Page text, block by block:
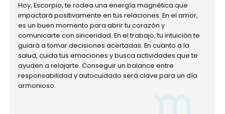
Hoy, Escorpio, te rodea una energía magnética que
impactará positivamente en tus relaciones. En el amor,
es un buen momento para abrir tu corazón y
comunicarte con sinceridad. En el trabajo, tu intuición te
guiará a tomar decisiones acertadas. En cuanto a la
salud, cuida tus emociones y busca actividades que te
ayuden a relajarte. Conseguir un balance entre
responsabilidad y autocuidado será clave para un día
armonioso.